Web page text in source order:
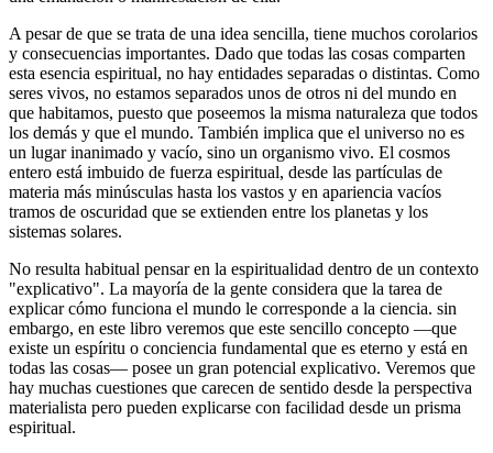
A pesar de que se trata de una idea sencilla, tiene muchos corolarios
y consecuencias importantes. Dado que todas las cosas comparten
esta esencia espiritual, no hay entidades separadas o distintas. Como
seres vivos, no estamos separados unos de otros ni del mundo en
que habitamos, puesto que poseemos la misma naturaleza que todos
los demás y que el mundo. También implica que el universo no es
un lugar inanimado y vacío, sino un organismo vivo. El cosmos
entero está imbuido de fuerza espiritual, desde las partículas de
materia más minúsculas hasta los vastos y en apariencia vacíos
tramos de oscuridad que se extienden entre los planetas y los
sistemas solares.
No resulta habitual pensar en la espiritualidad dentro de un contexto
"explicativo". La mayoría de la gente considera que la tarea de
explicar cómo funciona el mundo le corresponde a la ciencia. sin
embargo, en este libro veremos que este sencillo concepto ―que
existe un espíritu o conciencia fundamental que es eterno y está en
todas las cosas― posee un gran potencial explicativo. Veremos que
hay muchas cuestiones que carecen de sentido desde la perspectiva
materialista pero pueden explicarse con facilidad desde un prisma
espiritual.